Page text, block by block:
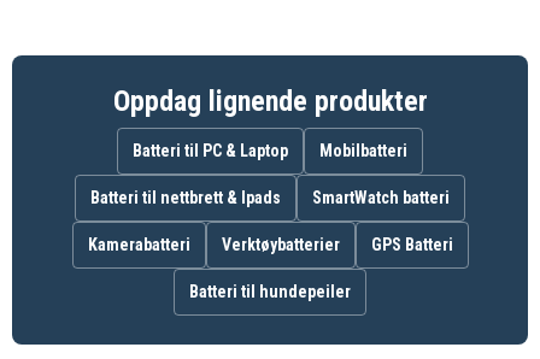
Oppdag lignende produkter
Batteri til PC & Laptop Mobilbatteri
Batteri til nettbrett & Ipads SmartWatch batteri
Kamerabatteri Verktøybatterier GPS Batteri
Batteri til hundepeiler